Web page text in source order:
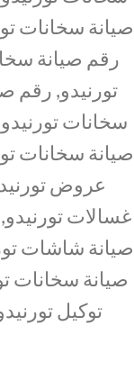
صيانة سخانات
رقم صيانة
تورنيدو, رقم
سخانات
صيانة سخانات
عروض
غسالات تورنيدو,
صيانة شاشات
صيانة سخانات
توكيل